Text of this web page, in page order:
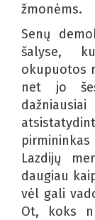
žmonėms.
Senų
šalyse,
okupuotos
net jo
Lazdijų
daugiau
vėl gali
Ot, koks